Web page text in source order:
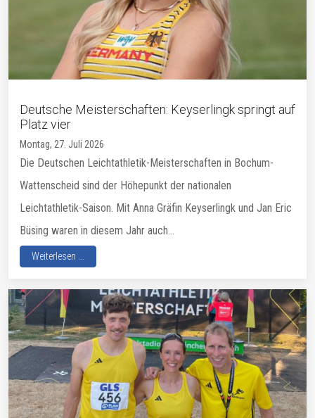
Deutsche Meisterschaften: Keyserlingk springt auf
Platz vier
Montag, 27. Juli 2026
Die Deutschen Leichtathletik-Meisterschaften in Bochum-
Wattenscheid sind der Höhepunkt der nationalen
Leichtathletik-Saison. Mit Anna Gräfin Keyserlingk und Jan Eric
Büsing waren in diesem Jahr auch...
Weiterlesen ...